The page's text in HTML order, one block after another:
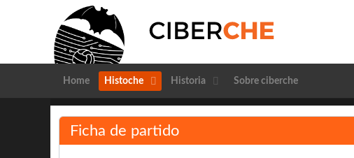
Home Histoche Historia Sobre ciberche
Ficha de partido